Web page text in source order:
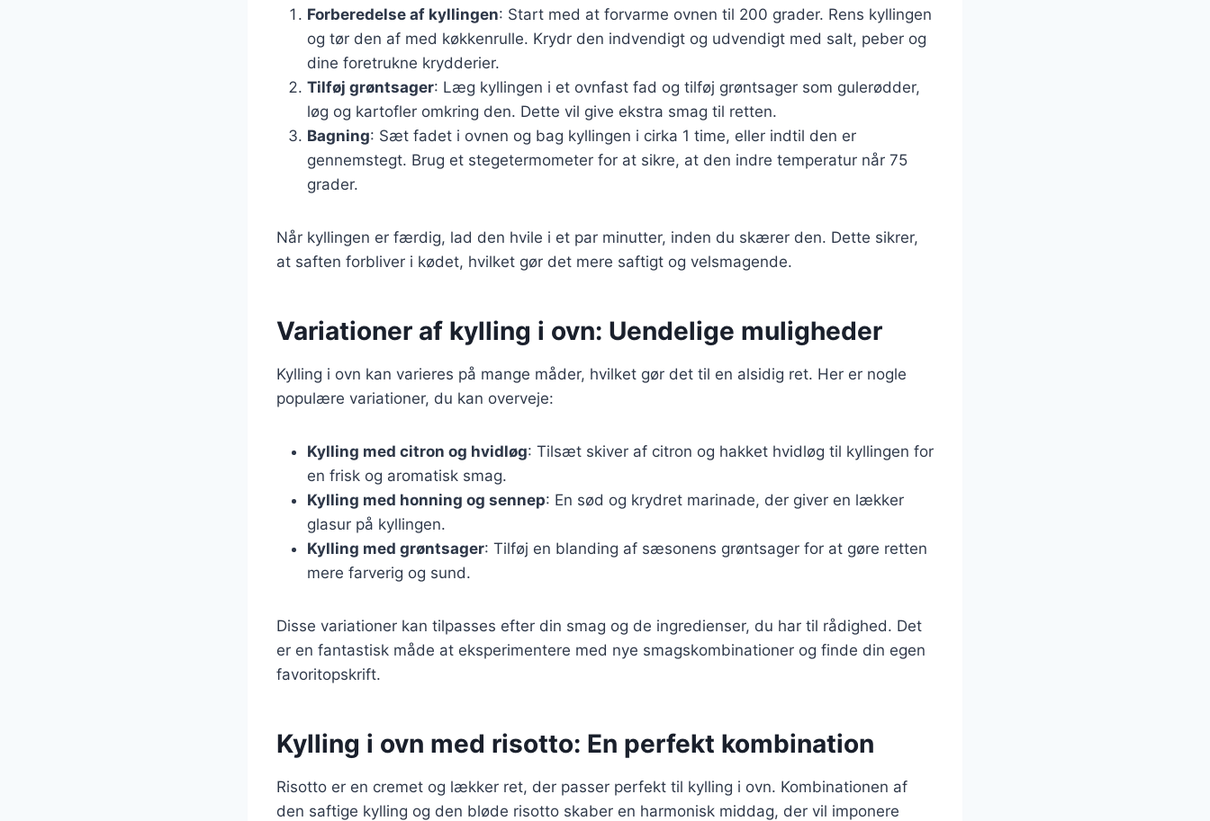
Forberedelse af kyllingen: Start med at forvarme ovnen til 200 grader. Rens kyllingen
og tør den af med køkkenrulle. Krydr den indvendigt og udvendigt med salt, peber og
dine foretrukne krydderier.
Tilføj grøntsager: Læg kyllingen i et ovnfast fad og tilføj grøntsager som gulerødder,
løg og kartofler omkring den. Dette vil give ekstra smag til retten.
Bagning: Sæt fadet i ovnen og bag kyllingen i cirka 1 time, eller indtil den er
gennemstegt. Brug et stegetermometer for at sikre, at den indre temperatur når 75
grader.
Når kyllingen er færdig, lad den hvile i et par minutter, inden du skærer den. Dette sikrer,
at saften forbliver i kødet, hvilket gør det mere saftigt og velsmagende.
Variationer af kylling i ovn: Uendelige muligheder
Kylling i ovn kan varieres på mange måder, hvilket gør det til en alsidig ret. Her er nogle
populære variationer, du kan overveje:
Kylling med citron og hvidløg: Tilsæt skiver af citron og hakket hvidløg til kyllingen for
en frisk og aromatisk smag.
Kylling med honning og sennep: En sød og krydret marinade, der giver en lækker
glasur på kyllingen.
Kylling med grøntsager: Tilføj en blanding af sæsonens grøntsager for at gøre retten
mere farverig og sund.
Disse variationer kan tilpasses efter din smag og de ingredienser, du har til rådighed. Det
er en fantastisk måde at eksperimentere med nye smagskombinationer og finde din egen
favoritopskrift.
Kylling i ovn med risotto: En perfekt kombination
Risotto er en cremet og lækker ret, der passer perfekt til kylling i ovn. Kombinationen af
den saftige kylling og den bløde risotto skaber en harmonisk middag, der vil imponere